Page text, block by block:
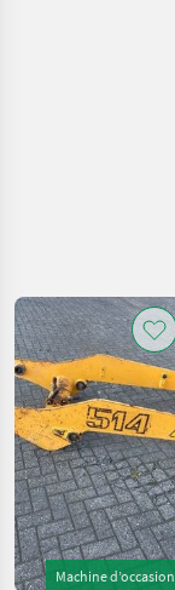
Machine d’occasion